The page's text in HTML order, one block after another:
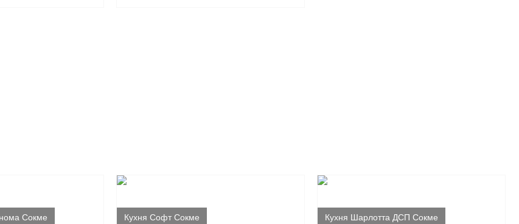
Сокме Кухня Софт Сокме Кухня Шарлотта ДСП Сокме